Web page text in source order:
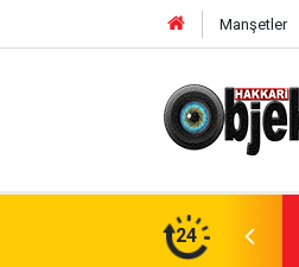
Manşetler
24
köprüler tarihe karışıyor